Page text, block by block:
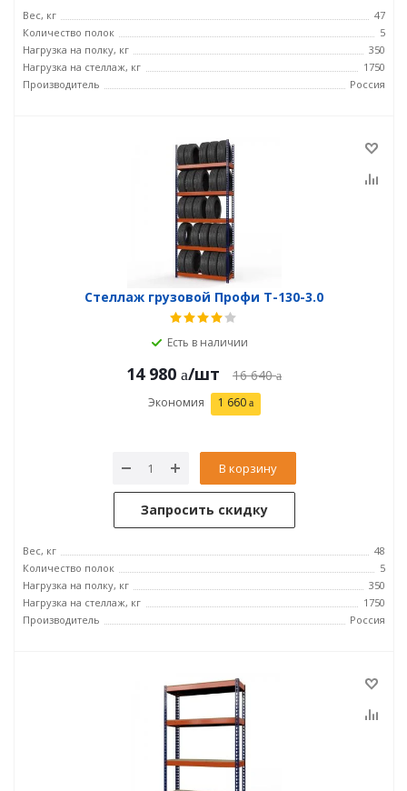
Вес, кг
47
Количество полок
5
Нагрузка на полку, кг
350
Нагрузка на стеллаж, кг
1750
Производитель
Россия
Стеллаж грузовой Профи Т-130-3.0
Есть в наличии
14 980 /шт 16 640
Экономия 1 660
В корзину
Запросить скидку
Вес, кг
48
Количество полок
5
Нагрузка на полку, кг
350
Нагрузка на стеллаж, кг
1750
Производитель
Россия